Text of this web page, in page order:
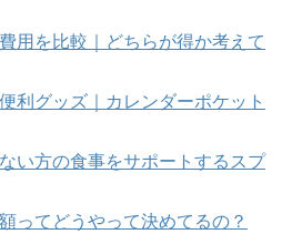
用を比較｜どちらが得か考えて
利グッズ｜カレンダーポケット
い方の食事をサポートするスプ
ってどうやって決めてるの？